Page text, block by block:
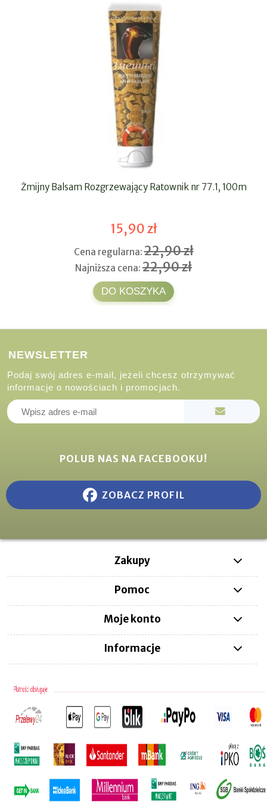
Żmijny Balsam Rozgrzewający Ratownik nr 77.1, 100m
15,90 zł
Cena regularna:22,90 zł
Najniższa cena: 22,90 zł
DO KOSZYKA
NEWSLETTER
Podaj swój adres e-mail, jeżeli chcesz otrzymywać
informacje o nowościach i promocjach.
POLUB NAS NA FACEBOOKU!
ZOBACZ PROFIL
Zakupy
Pomoc
Moje konto
Informacje